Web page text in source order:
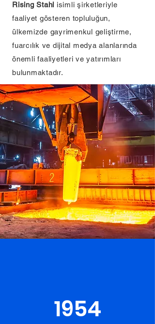
Rising Stahl isimli şirketleriyle
faaliyet gösteren topluluğun,
ülkemizde gayrimenkul geliştirme,
fuarcılık ve dijital medya alanlarında
önemli faaliyetleri ve yatırımları
bulunmaktadır.
1954